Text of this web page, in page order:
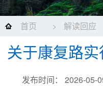
首页 > 解读回应
关于康复路
发布时间： 2026-05-